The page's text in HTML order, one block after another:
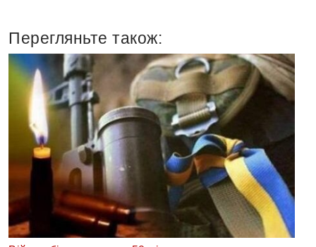
Перегляньте також: